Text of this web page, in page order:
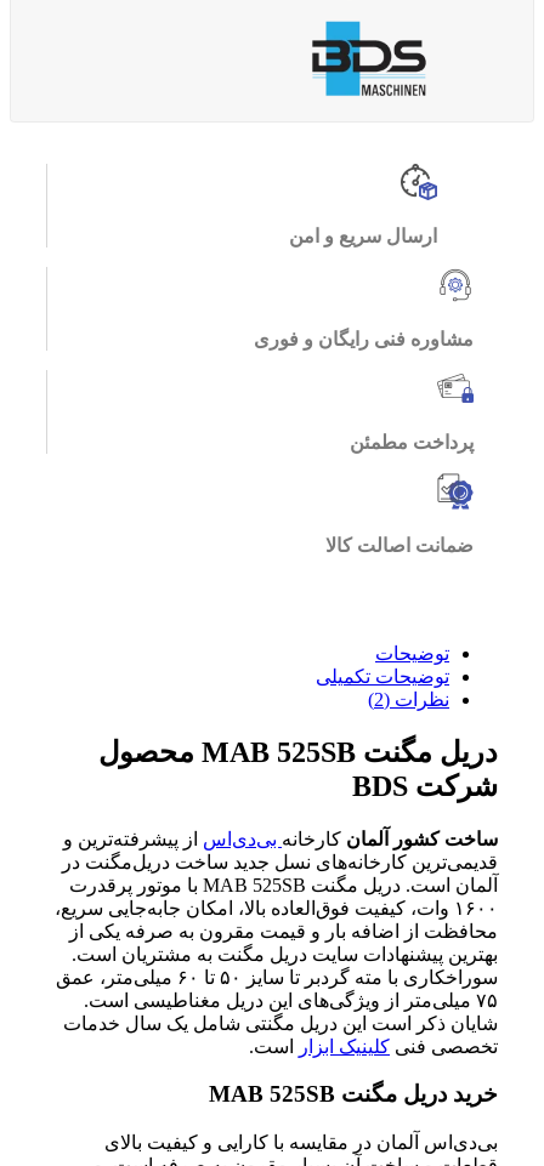
ارسال سریع و امن
مشاوره فنی رایگان و فوری
پرداخت مطمئن
ضمانت اصالت کالا
توضیحات
توضیحات تکمیلی
نظرات (2)
دریل مگنت MAB 525SB محصول
شرکت BDS
ساخت کشور آلمان کارخانه بی‌دی‌اس از پیشرفته‌ترین و
قدیمی‌ترین کارخانه‌های نسل جدید ساخت دریل‌مگنت در
آلمان است. دریل مگنت MAB 525SB با موتور پرقدرت
۱۶۰۰ وات، کیفیت فوق‌العاده بالا، امکان جابه‌جایی سریع،
محافظت از اضافه بار و قیمت مقرون به صرفه یکی از
بهترین پیشنهادات سایت دریل مگنت به مشتریان است.
سوراخکاری با مته گردبر تا سایز ۵۰ تا ۶۰ میلی‌متر، عمق
۷۵ میلی‌متر از ویژگی‌های این دریل مغناطیسی است.
شایان ذکر است این دریل مگنتی شامل یک سال خدمات
تخصصی فنی کلینیک ابزار است.
خرید دریل مگنت MAB 525SB
بی‌دی‌اس آلمان در مقایسه با کارایی و کیفیت بالای